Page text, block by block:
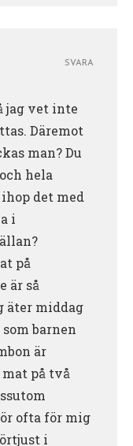
jag vet inte
Däremot
man? Du
hela
det med
i
på
är så
äter middag
som barnen
är
på två
ofta för mig
i
SVARA